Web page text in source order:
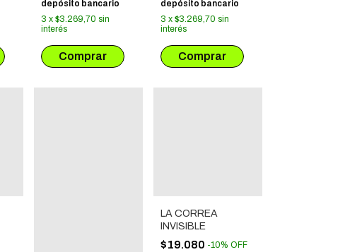
depósito bancario
3 x $3.269,70 sin
interés
depósito bancario
3 x $3.269,70 sin
interés
LA CORREA
INVISIBLE
$19.080 -10% OFF